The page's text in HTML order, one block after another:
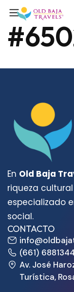
En Old Baja
riqueza
especializado
social.
CONTACTO
(661) 6881344
Av. José
Turística,